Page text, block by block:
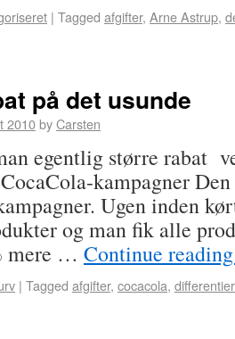
| Tagged afgifter, Arne Astrup,
på det usunde
2010byCarsten
egentlig større rabat
kampagner
Ugen inden
og man fik alle
mere … Continue
| Tagged afgifter, cocacola,